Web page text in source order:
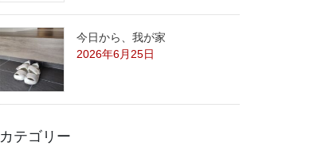
今日から、我が家
2026年6月25日
カテゴリー